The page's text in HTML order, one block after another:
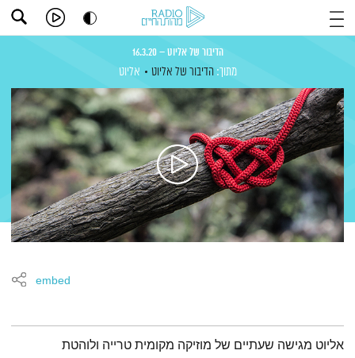
הדיבור של אליוט – 16.3.20
מתוך: הדיבור של אליוט אליוט
embed
תמצית הפודקאסט
אליוט מגישה שעתיים של מוזיקה מקומית טרייה ולוהטת